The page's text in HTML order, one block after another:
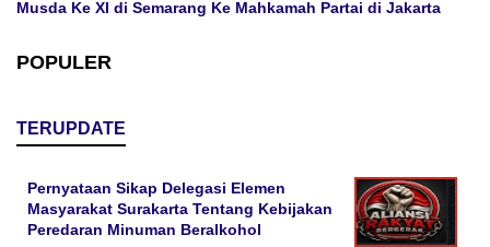
Musda Ke XI di Semarang Ke Mahkamah Partai di Jakarta
POPULER
TERUPDATE
Pernyataan Sikap Delegasi Elemen
Masyarakat Surakarta Tentang Kebijakan
Peredaran Minuman Beralkohol